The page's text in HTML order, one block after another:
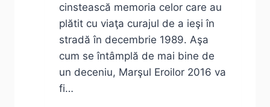
cinstească memoria celor care au
plătit cu viaţa curajul de a ieşi în
stradă în decembrie 1989. Aşa
cum se întâmplă de mai bine de
un deceniu, Marşul Eroilor 2016 va
fi…